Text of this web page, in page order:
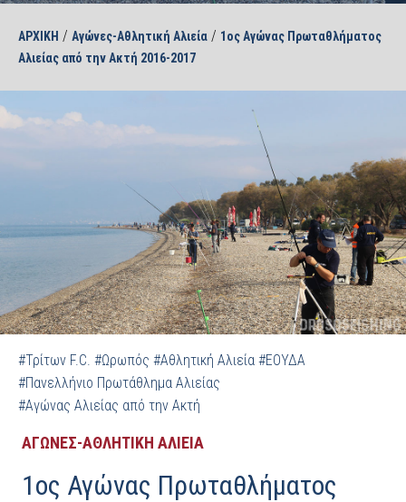
ΑΡΧΙΚΗ / Αγώνες-Αθλητική Αλιεία / 1ος Αγώνας Πρωταθλήματος
Αλιείας από την Ακτή 2016-2017
#Τρίτων F.C. #Ωρωπός #Αθλητική Αλιεία #ΕΟΥΔΑ
#Πανελλήνιο Πρωτάθλημα Αλιείας
#Αγώνας Αλιείας από την Ακτή
ΑΓΩΝΕΣ-ΑΘΛΗΤΙΚΗ ΑΛΙΕΙΑ
1ος Αγώνας Πρωταθλήματος